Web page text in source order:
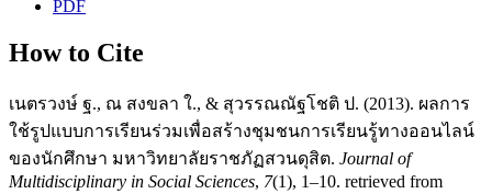
PDF
How to Cite
เนตรวงษ์ ฐ., ณ สงขลา ใ., & สุวรรณณัฐโชติ ป. (2013). ผลการ
ใช้รูปแบบการเรียนร่วมเพื่อสร้างชุมชนการเรียนรู้ทางออนไลน์
ของนักศึกษา มหาวิทยาลัยราชภัฏสวนดุสิต. Journal of
Multidisciplinary in Social Sciences, 7(1), 1–10. retrieved from